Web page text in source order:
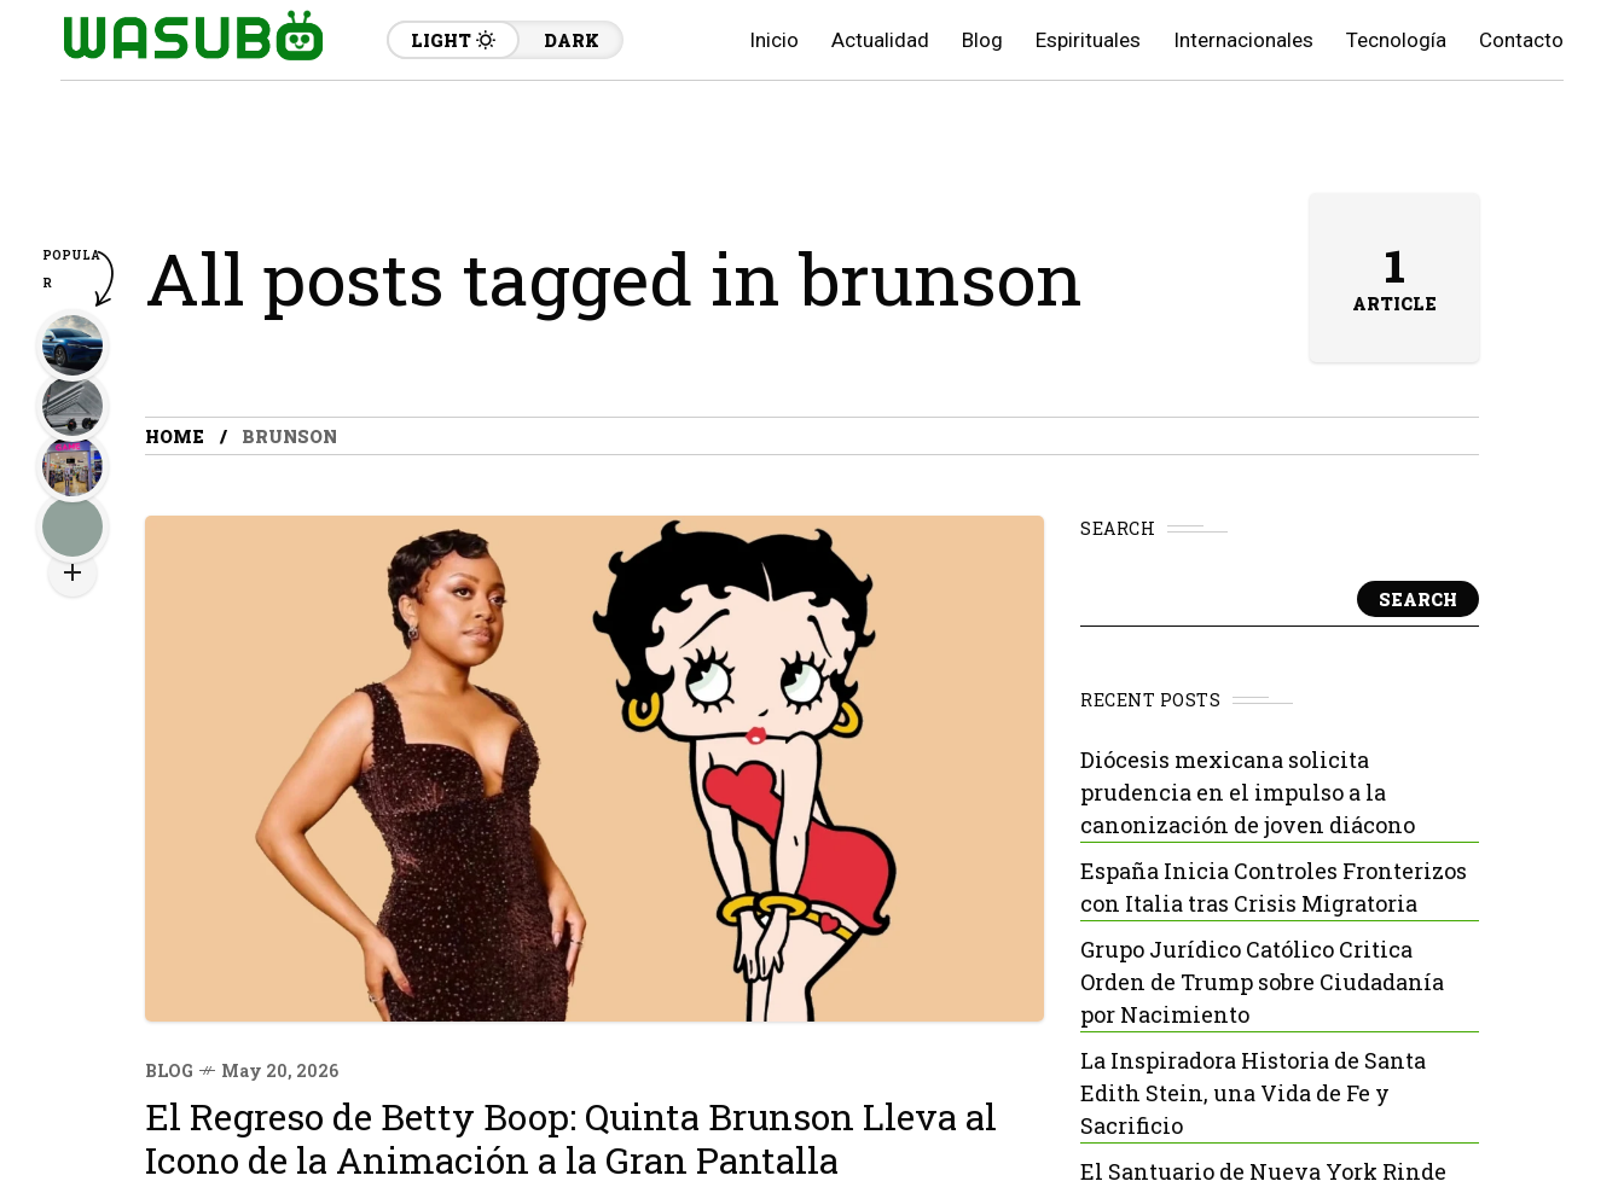
LIGHT DARK Inicio Actualidad Blog Espirituales Internacionales Tecnología Contacto
All posts tagged in brunson 1
ARTICLE
HOME BRUNSON
BLOG May 20, 2026
El Regreso de Betty Boop: Quinta Brunson Lleva al
Icono de la Animación a la Gran Pantalla
SEARCH
SEARCH
RECENT POSTS
Diócesis mexicana solicita
prudencia en el impulso a la
canonización de joven diácono
España Inicia Controles Fronterizos
con Italia tras Crisis Migratoria
Grupo Jurídico Católico Critica
Orden de Trump sobre Ciudadanía
por Nacimiento
La Inspiradora Historia de Santa
Edith Stein, una Vida de Fe y
Sacrificio
El Santuario de Nueva York Rinde
POPULA
R